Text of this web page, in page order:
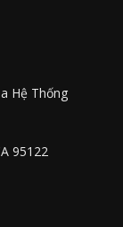
Hệ Thống
95122